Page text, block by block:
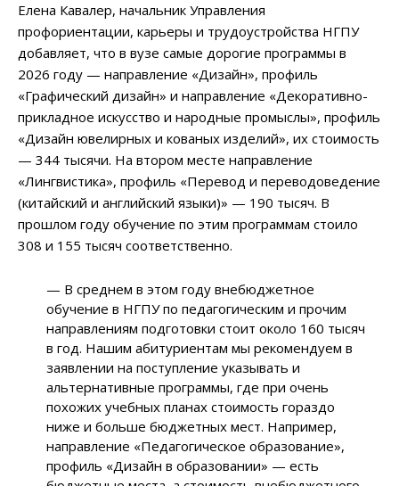
Елена Кавалер, начальник Управления
профориентации, карьеры и трудоустройства НГПУ
добавляет, что в вузе самые дорогие программы в
2026 году — направление «Дизайн», профиль
«Графический дизайн» и направление «Декоративно-
прикладное искусство и народные промыслы», профиль
«Дизайн ювелирных и кованых изделий», их стоимость
— 344 тысячи. На втором месте направление
«Лингвистика», профиль «Перевод и переводоведение
(китайский и английский языки)» — 190 тысяч. В
прошлом году обучение по этим программам стоило
308 и 155 тысяч соответственно.
— В среднем в этом году внебюджетное
обучение в НГПУ по педагогическим и прочим
направлениям подготовки стоит около 160 тысяч
в год. Нашим абитуриентам мы рекомендуем в
заявлении на поступление указывать и
альтернативные программы, где при очень
похожих учебных планах стоимость гораздо
ниже и больше бюджетных мест. Например,
направление «Педагогическое образование»,
профиль «Дизайн в образовании» — есть